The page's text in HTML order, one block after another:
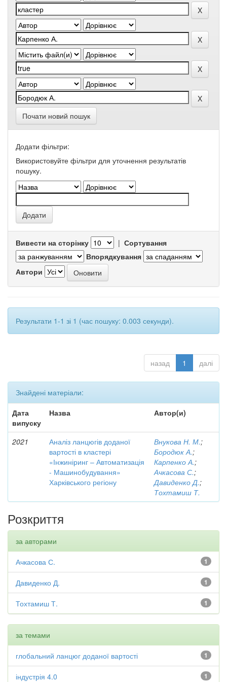
Почати новий пошук
Додати фільтри:
Використовуйте фільтри для уточнення результатів
пошуку.
Вивести на сторінку | Сортування
Впорядкування
Автори
Результати 1-1 зі 1 (час пошуку: 0.003 секунди).
назад 1 далі
Знайдені матеріали:
Дата
випуску
Назва Автор(и)
2021
Аналіз ланцюгів доданої
вартості в кластері
«Інжиніринг – Автоматизація
- Машинобудування»
Харківського регіону
Внукова Н. М.;
Бородюк А.;
Карпенко А.;
Ачкасова С.;
Давиденко Д.;
Тохтамиш Т.
Розкриття
за авторами
1
Ачкасова С.
1
Давиденко Д.
1
Тохтамиш Т.
за темами
1
глобальний ланцюг доданої вартості
1
індустрія 4.0